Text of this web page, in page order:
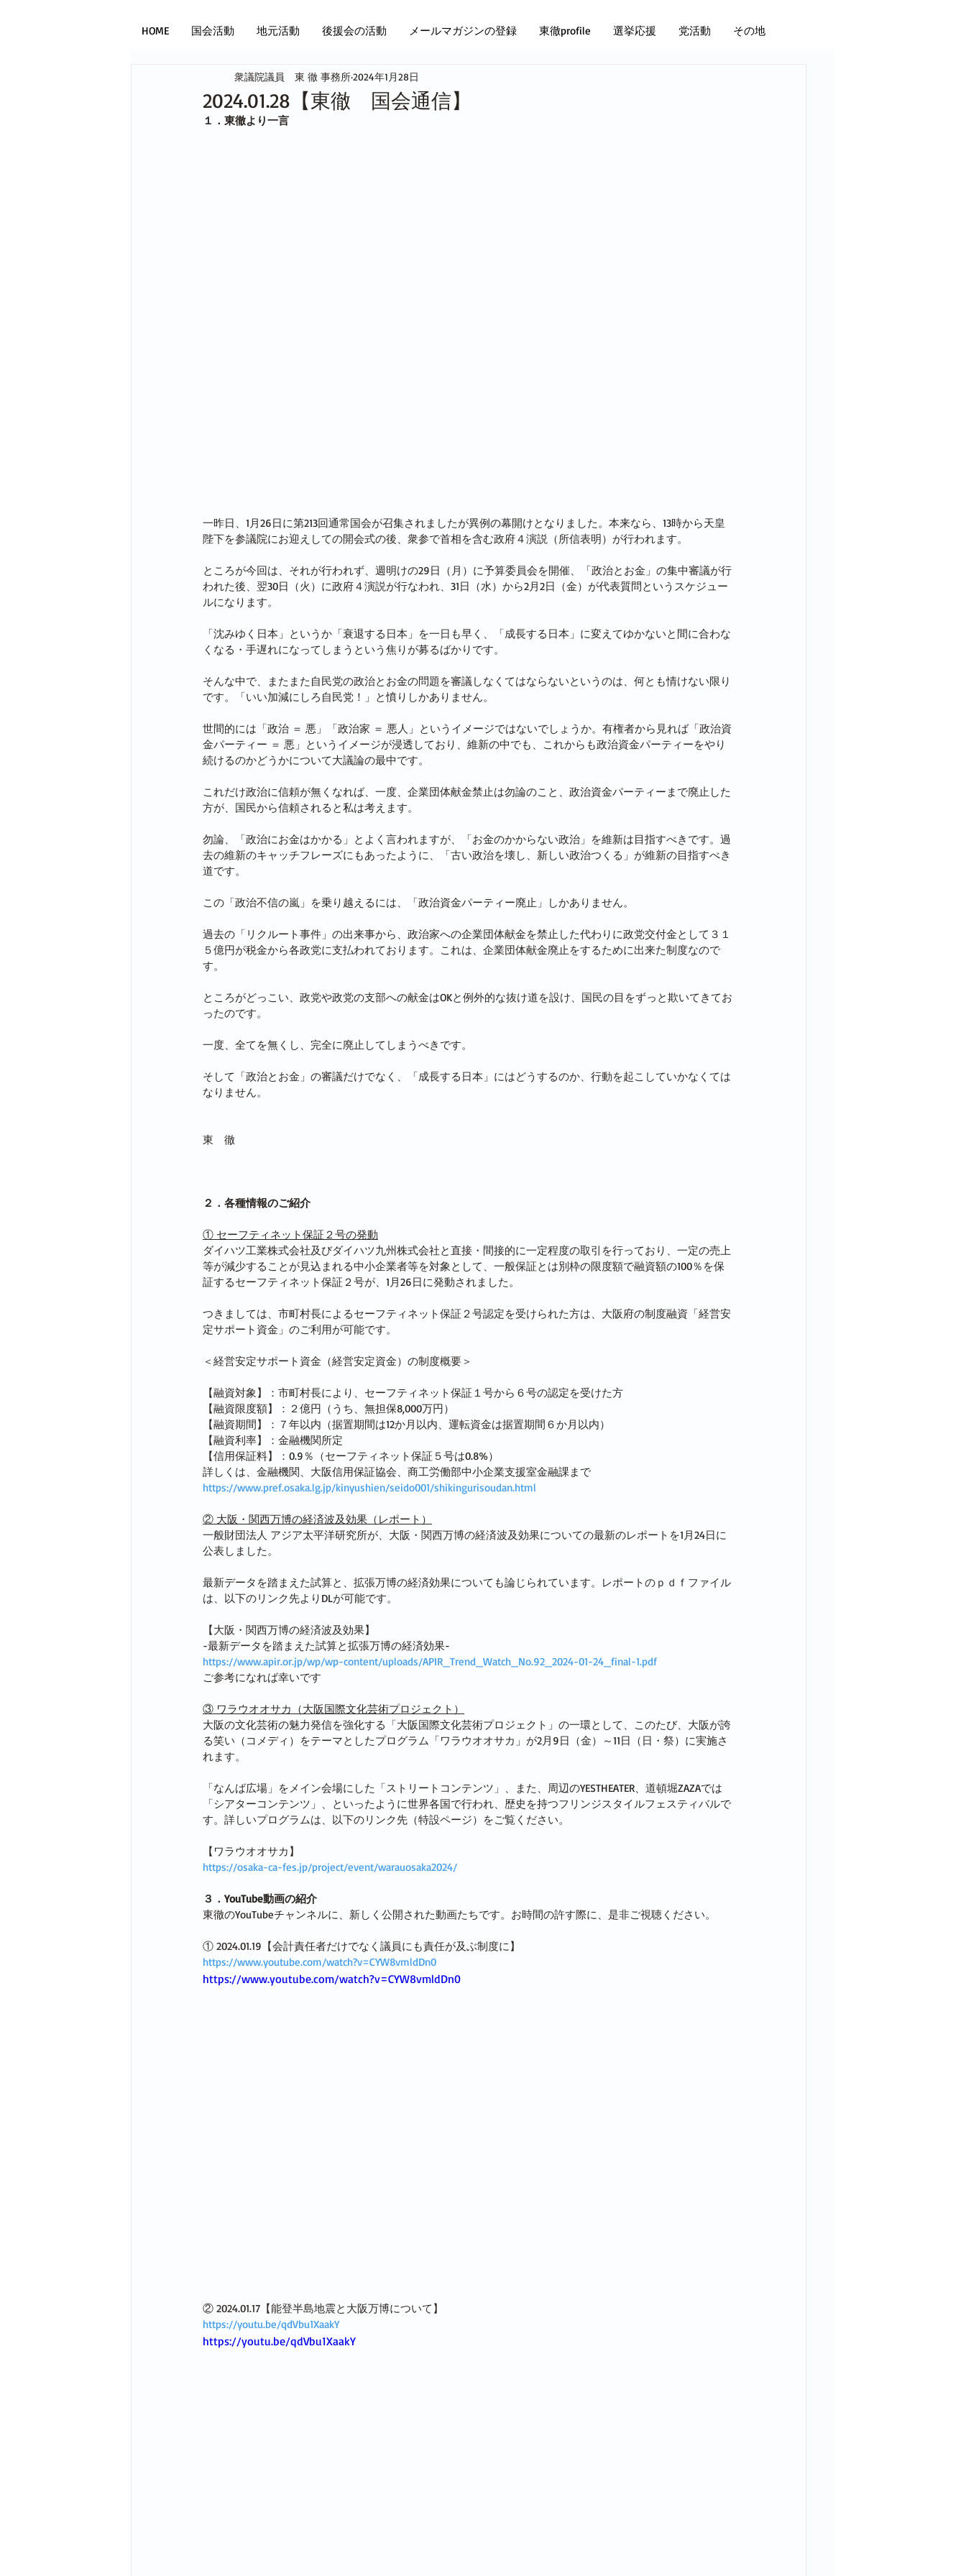
HOME 国会活動 地元活動 後援会の活動 メールマガジンの登録 東徹profile 選挙応援 党活動 その地
2024.01.28【東徹 国会通信】
衆議院議員 東 徹 事務所2024年1月28日
１．東徹より一言
一昨日、1月26日に第213回通常国会が召集されましたが異例の幕開けとなりました。本来なら、13時から天皇
陛下を参議院にお迎えしての開会式の後、衆参で首相を含む政府４演説（所信表明）が行われます。
ところが今回は、それが行われず、週明けの29日（月）に予算委員会を開催、「政治とお金」の集中審議が行
われた後、翌30日（火）に政府４演説が行なわれ、31日（水）から2月2日（金）が代表質問というスケジュー
ルになります。
「沈みゆく日本」というか「衰退する日本」を一日も早く、「成長する日本」に変えてゆかないと間に合わな
くなる・手遅れになってしまうという焦りが募るばかりです。
そんな中で、またまた自民党の政治とお金の問題を審議しなくてはならないというのは、何とも情けない限り
です。「いい加減にしろ自民党！」と憤りしかありません。
世間的には「政治 ＝ 悪」「政治家 ＝ 悪人」というイメージではないでしょうか。有権者から見れば「政治資
金パーティー ＝ 悪」というイメージが浸透しており、維新の中でも、これからも政治資金パーティーをやり
続けるのかどうかについて大議論の最中です。
これだけ政治に信頼が無くなれば、一度、企業団体献金禁止は勿論のこと、政治資金パーティーまで廃止した
方が、国民から信頼されると私は考えます。
勿論、「政治にお金はかかる」とよく言われますが、「お金のかからない政治」を維新は目指すべきです。過
去の維新のキャッチフレーズにもあったように、「古い政治を壊し、新しい政治つくる」が維新の目指すべき
道です。
この「政治不信の嵐」を乗り越えるには、「政治資金パーティー廃止」しかありません。
過去の「リクルート事件」の出来事から、政治家への企業団体献金を禁止した代わりに政党交付金として３１
５億円が税金から各政党に支払われております。これは、企業団体献金廃止をするために出来た制度なので
す。
ところがどっこい、政党や政党の支部への献金はOKと例外的な抜け道を設け、国民の目をずっと欺いてきてお
ったのです。
一度、全てを無くし、完全に廃止してしまうべきです。
そして「政治とお金」の審議だけでなく、「成長する日本」にはどうするのか、行動を起こしていかなくては
なりません。
東　徹
２．各種情報のご紹介
① セーフティネット保証２号の発動
ダイハツ工業株式会社及びダイハツ九州株式会社と直接・間接的に一定程度の取引を行っており、一定の売上
等が減少することが見込まれる中小企業者等を対象として、一般保証とは別枠の限度額で融資額の100％を保
証するセーフティネット保証２号が、1月26日に発動されました。
つきましては、市町村長によるセーフティネット保証２号認定を受けられた方は、大阪府の制度融資「経営安
定サポート資金」のご利用が可能です。
＜経営安定サポート資金（経営安定資金）の制度概要＞
【融資対象】：市町村長により、セーフティネット保証１号から６号の認定を受けた方
【融資限度額】：２億円（うち、無担保8,000万円）
【融資期間】：７年以内（据置期間は12か月以内、運転資金は据置期間６か月以内）
【融資利率】：金融機関所定
【信用保証料】：0.9％（セーフティネット保証５号は0.8%）
詳しくは、金融機関、大阪信用保証協会、商工労働部中小企業支援室金融課まで
https://www.pref.osaka.lg.jp/kinyushien/seido001/shikingurisoudan.html
② 大阪・関西万博の経済波及効果（レポート）
一般財団法人 アジア太平洋研究所が、大阪・関西万博の経済波及効果についての最新のレポートを1月24日に
公表しました。
最新データを踏まえた試算と、拡張万博の経済効果についても論じられています。レポートのｐｄｆファイル
は、以下のリンク先よりDLが可能です。
【大阪・関西万博の経済波及効果】
-最新データを踏まえた試算と拡張万博の経済効果-
https://www.apir.or.jp/wp/wp-content/uploads/APIR_Trend_Watch_No.92_2024-01-24_final-1.pdf
ご参考になれば幸いです
③ ワラウオオサカ（大阪国際文化芸術プロジェクト）
大阪の文化芸術の魅力発信を強化する「大阪国際文化芸術プロジェクト」の一環として、このたび、大阪が誇
る笑い（コメディ）をテーマとしたプログラム「ワラウオオサカ」が2月9日（金）～11日（日・祭）に実施さ
れます。
「なんば広場」をメイン会場にした「ストリートコンテンツ」、また、周辺のYESTHEATER、道頓堀ZAZAでは
「シアターコンテンツ」、といったように世界各国で行われ、歴史を持つフリンジスタイルフェスティバルで
す。詳しいプログラムは、以下のリンク先（特設ページ）をご覧ください。
【ワラウオオサカ】
https://osaka-ca-fes.jp/project/event/warauosaka2024/
３．YouTube動画の紹介
東徹のYouTubeチャンネルに、新しく公開された動画たちです。お時間の許す際に、是非ご視聴ください。
① 2024.01.19【会計責任者だけでなく議員にも責任が及ぶ制度に】
https://www.youtube.com/watch?v=CYW8vmldDn0
https://www.youtube.com/watch?v=CYW8vmldDn0
② 2024.01.17【能登半島地震と大阪万博について】
https://youtu.be/qdVbu1XaakY
https://youtu.be/qdVbu1XaakY